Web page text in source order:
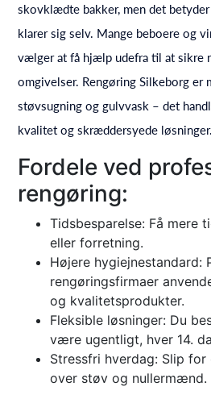
skovklædte bakker, men det
klarer sig selv. Mange beboere og
vælger at få hjælp udefra til at sikre
omgivelser. Rengøring Silkeborg er
støvsugning og gulvvask – det
kvalitet og skræddersyede løsninger.
Fordele ved
rengøring:
Tidsbesparelse: Få mere
eller forretning.
Højere hygiejnestandard:
rengøringsfirmaer
og kvalitetsprodukter.
Fleksible løsninger: Du
være ugentligt, hver 14.
Stressfri hverdag: Slip
over støv og nullermænd.